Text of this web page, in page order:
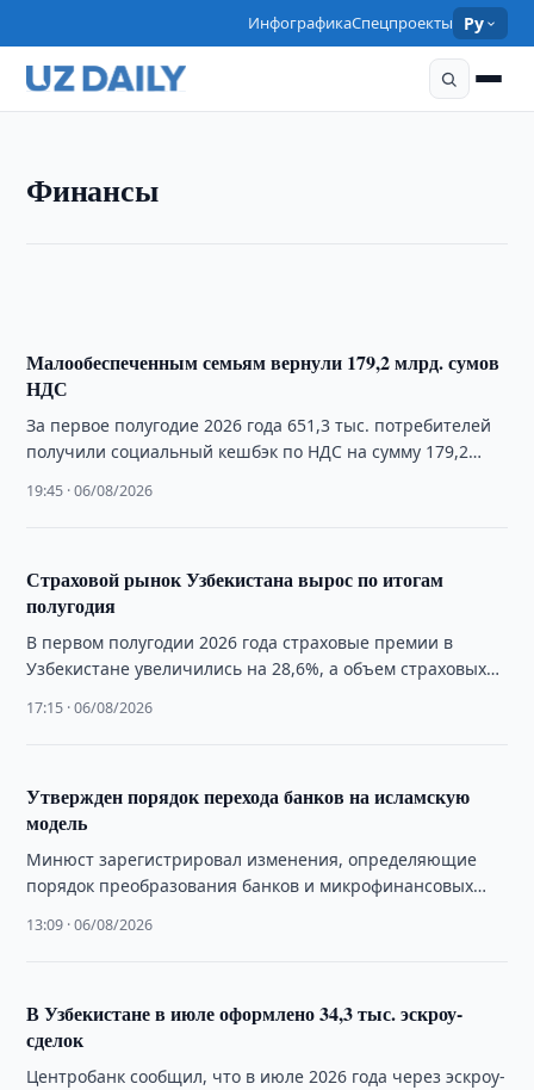
ИнфографикаСпецпроекты Ру
Финансы
Малообеспеченным семьям вернули 179,2 млрд. сумов
НДС
За первое полугодие 2026 года 651,3 тыс. потребителей
получили социальный кешбэк по НДС на сумму 179,2
19:45 · 06/08/2026
Страховой рынок Узбекистана вырос по итогам
полугодия
В первом полугодии 2026 года страховые премии в
Узбекистане увеличились на 28,6%, а объем страховых
17:15 · 06/08/2026
Утвержден порядок перехода банков на исламскую
модель
Минюст зарегистрировал изменения, определяющие
порядок преобразования банков и микрофинансовых
банкинга.
13:09 · 06/08/2026
В Узбекистане в июле оформлено 34,3 тыс. эскроу-
сделок
Центробанк сообщил, что в июле 2026 года через эскроу-